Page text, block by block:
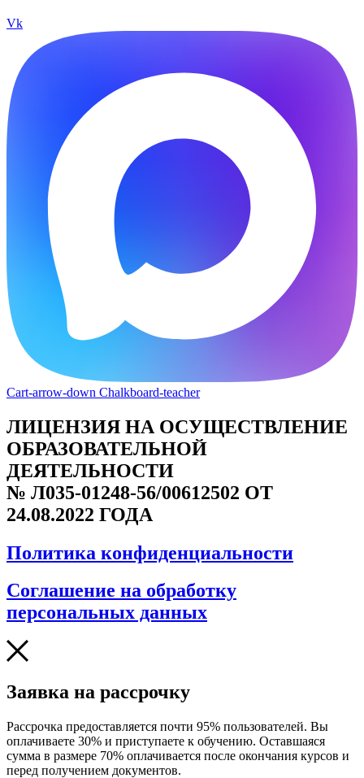
Vk
Cart-arrow-down Chalkboard-teacher
ЛИЦЕНЗИЯ НА ОСУЩЕСТВЛЕНИЕ
ОБРАЗОВАТЕЛЬНОЙ
ДЕЯТЕЛЬНОСТИ
№ Л035-01248-56/00612502 ОТ
24.08.2022 ГОДА
Политика конфиденциальности
Соглашение на обработку
персональных данных
Заявка на рассрочку
Рассрочка предоставляется почти 95% пользователей. Вы
оплачиваете 30% и приступаете к обучению. Оставшаяся
сумма в размере 70% оплачивается после окончания курсов и
перед получением документов.